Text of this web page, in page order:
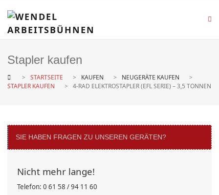
Stapler kaufen
STARTSEITE KAUFEN
NEUGERÄTE KAUFEN
STAPLER KAUFEN
4-RAD ELEKTROSTAPLER (EFL SERIE) – 3,5 TONNEN
SIE HABEN FRAGEN ZU UNSEREN GERÄTEN?
Nicht mehr lange!
Telefon: 0 61 58 / 94 11 60